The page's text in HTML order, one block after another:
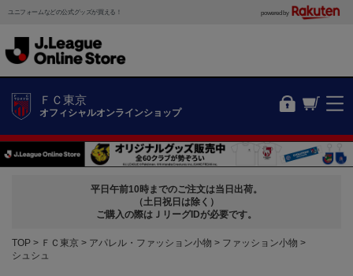
ユニフォームなどの公式グッズが買える！ powered by
ＦＣ東京
オフィシャルオンラインショップ
平日午前10時までのご注文は当日出荷。
（土日祝日は除く）
ご購入の際はＪリーグIDが必要です。
TOP ＦＣ東京 アパレル・ファッション小物
ファッション小物
シュシュ